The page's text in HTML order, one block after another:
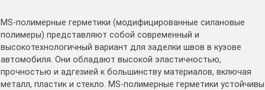
MS-полимерные герметики (модифицированные силановые
полимеры) представляют собой современный и
высокотехнологичный вариант для заделки швов в кузове
автомобиля․ Они обладают высокой эластичностью,
прочностью и адгезией к большинству материалов, включая
металл, пластик и стекло․ MS-полимерные герметики устойчивы